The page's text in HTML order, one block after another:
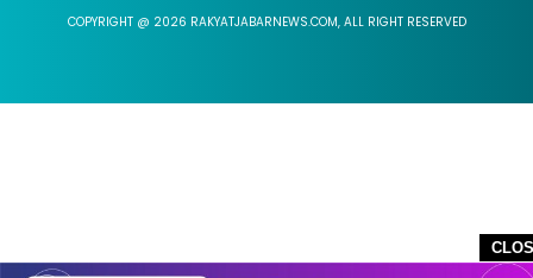
COPYRIGHT @ 2026 RAKYATJABARNEWS.COM, ALL RIGHT RESERVED